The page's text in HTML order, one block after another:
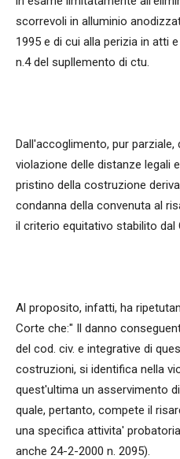
scorrevoli in alluminio
1995 e di cui alla perizia in atti
n.4 del supllemento di ctu.
Dall'accoglimento, pur parziale,
violazione delle distanze legali
pristino della costruzione
condanna della convenuta al
il criterio equitativo stabilito dal
Al proposito, infatti, ha
Corte che:" Il danno
del cod. civ. e integrative di
costruzioni, si identifica nella
quest'ultima un asservimento
quale, pertanto, compete il
una specifica attivita'
anche 24-2-2000 n. 2095).